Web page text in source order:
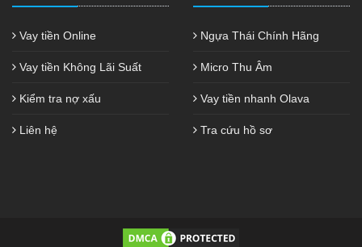
Vay tiền Online
Vay tiền Không Lãi Suất
Kiểm tra nợ xấu
Liên hệ
Ngựa Thái Chính Hãng
Micro Thu Âm
Vay tiền nhanh Olava
Tra cứu hồ sơ